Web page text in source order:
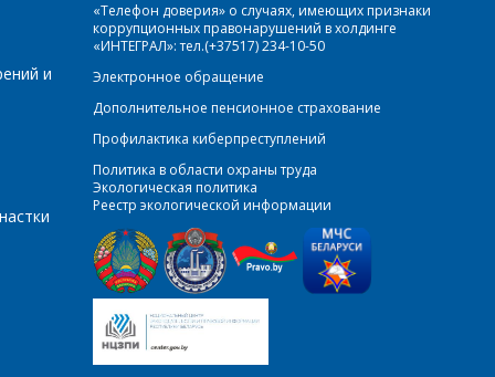
и
«Телефон доверия» о случаях, имеющих признаки
коррупционных правонарушений в холдинге
«ИНТЕГРАЛ»: тел.(+37517) 234-10-50
Электронное обращение
Дополнительное пенсионное страхование
Профилактика киберпреступлений
Политика в области охраны труда
Экологическая политика
Реестр экологической информации